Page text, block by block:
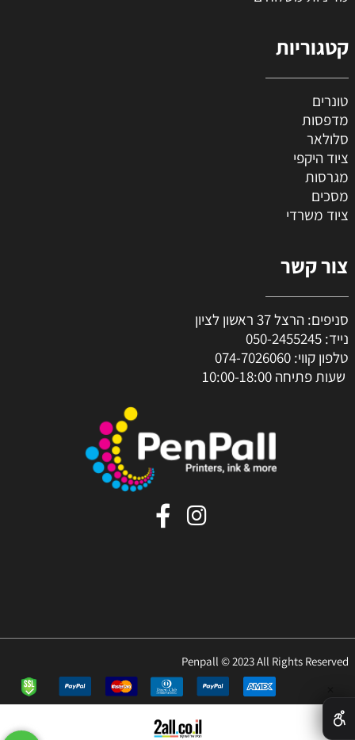
קטגוריות
טונרים
מדפסות
סלולאר
ציוד היקפי
מגרסות
מסכים
ציוד משרדי
צור קשר
סניפים: הרצל 37 ראשון לציון
נייד: 050-2455245
טלפון קווי: 074-7026060
שעות פתיחה 10:00-18:00
Penpall © 2023 All Rights Reserved